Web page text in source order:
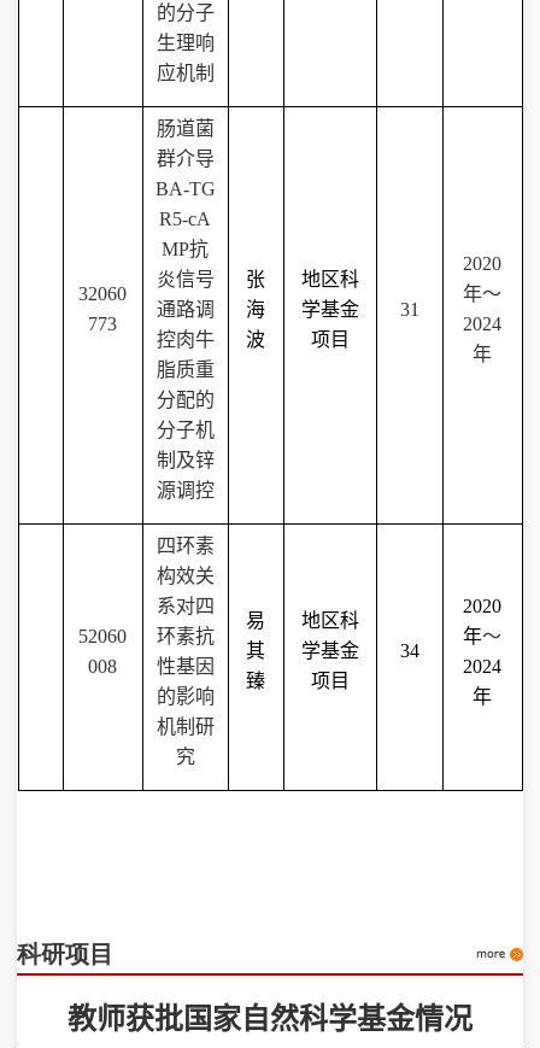
的分子
生理响
应机制
32060
773
肠道菌
群介导
BA-TG
R5-cA
MP抗
炎信号
通路调
控肉牛
脂质重
分配的
分子机
制及锌
源调控
张
海
波
地区科
学基金
项目
31
2020
年～
2024
年
52060
008
四环素
构效关
系对四
环素抗
性基因
的影响
机制研
究
易
其
臻
地区科
学基金
项目
34
2020
年～
2024
年
科研项目
教师获批国家自然科学基金情况